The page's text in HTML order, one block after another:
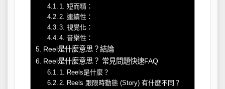
1. 短而精：
2. 連續性：
3. 視覺化：
4. 音樂性：
Reel是什麼意思？結論
Reel是什麼意思？ 常見問題快速FAQ
1. Reels是什麼？
2. Reels 跟限時動態 (Story) 有什麼不同？